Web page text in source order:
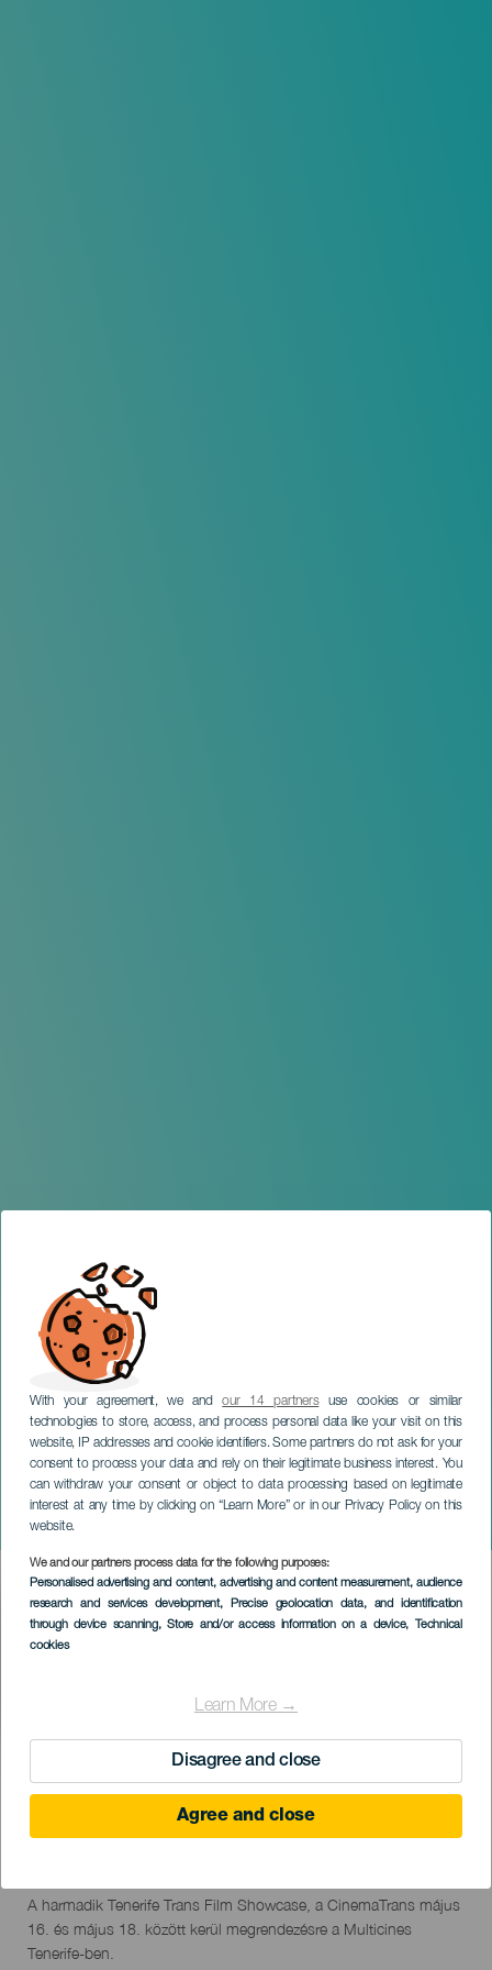
With your agreement, we andour 14 partnersuse cookies or similar
technologies to store, access, and process personal data like your visit on this
website, IP addresses and cookie identifiers. Some partners do not ask for your
consent to process your data and rely on their legitimate business interest. You
can withdraw your consent or object to data processing based on legitimate
interest at any time by clicking on “Learn More” or in our Privacy Policy on this
website.
We and our partners process data for the following purposes:
Personalised advertising and content, advertising and content measurement, audience
research and services development, Precise geolocation data, and identification
through device scanning, Store and/or access information on a device, Technical
cookies
Learn More →
Disagree and close
Agree and close
III Muestra de Cine Trans de
Tenerife
TENERIFE
Imagen
Listado
KORÁBBI ESEMÉNY
Descripción
del
evento
A harmadik Tenerife Trans Film Showcase, a CinemaTrans május
16. és május 18. között kerül megrendezésre a Multicines
Tenerife-ben.